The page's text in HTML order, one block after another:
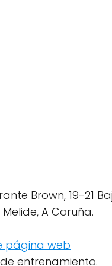
Brown, 19-21
A Coruña.
página web
entrenamiento.